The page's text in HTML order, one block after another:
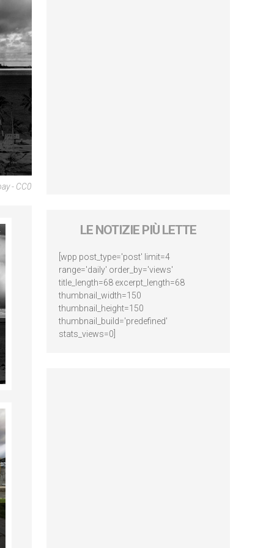
- CC0
LE NOTIZIE PIÙ LETTE
[wpp post_type='post' limit=4
range='daily' order_by='views'
title_length=68 excerpt_length=68
thumbnail_width=150
thumbnail_height=150
thumbnail_build='predefined'
stats_views=0]